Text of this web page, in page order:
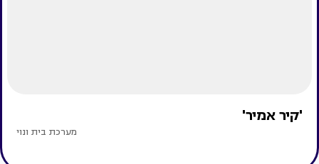
'קיר אמיר'
מערכת בית ונוי